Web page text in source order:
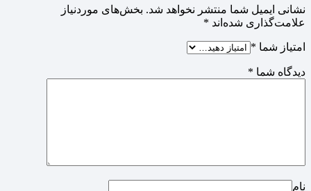
نشانی ایمیل شما منتشر نخواهد شد. بخش‌های موردنیاز
علامت‌گذاری شده‌اند *
امتیاز شما *
دیدگاه شما *
نام